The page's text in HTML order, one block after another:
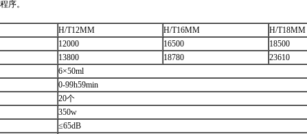
序。
H/T12MM H/T16MM
H/T18MM
12000 16500
18500
13800 18780
23610
6×50ml
0-99h59min
20个
350w
≤65dB